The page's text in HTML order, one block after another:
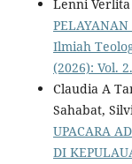
Lenni
PELAYANAN
Ilmiah
(2026): Vol.
Claudia A
Sahabat,
UPACARA
DI